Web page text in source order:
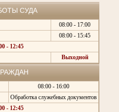
СУДА
08:00 - 17:00
08:00 - 15:45
- 12:45
Выходной
08:00 - 16:00
Обработка служебных документов
- 12:45